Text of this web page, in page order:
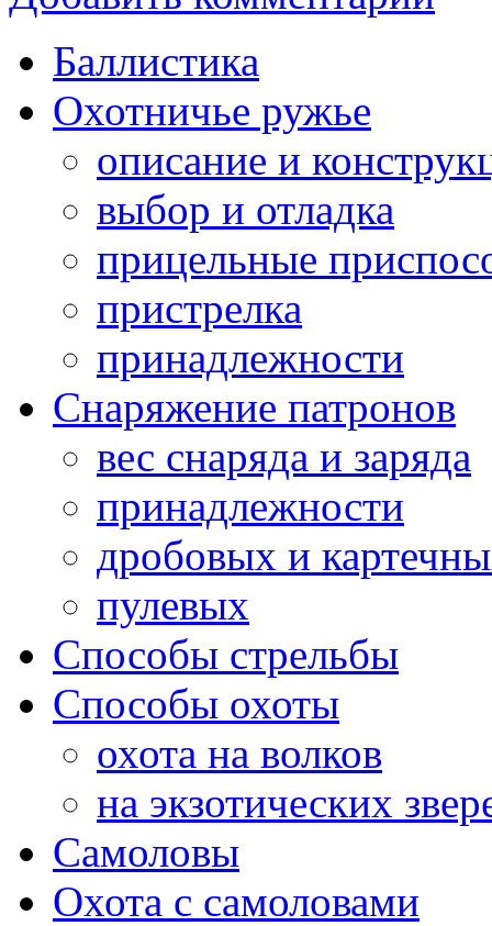
Баллистика
Охотничье ружье
описание и
выбор и отладка
прицельные
пристрелка
принадлежности
Снаряжение патронов
вес снаряда и заряда
принадлежности
дробовых и
пулевых
Способы стрельбы
Способы охоты
охота на волков
на экзотических
Самоловы
Охота с самоловами